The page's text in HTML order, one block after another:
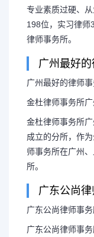
专业素质过硬、
198位，实习律师
律师事务所。
广州最好的
广州最好的律师
金杜律师事务所
金杜律师事务所
成立的分所，作
师事务所在广州
所。
广东公尚律
广东公尚律师事务
广东公尚律师事